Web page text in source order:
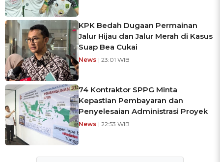
KPK Bedah Dugaan Permainan
Jalur Hijau dan Jalur Merah di Kasus
Suap Bea Cukai
News | 23:01 WIB
74 Kontraktor SPPG Minta
Kepastian Pembayaran dan
Penyelesaian Administrasi Proyek
News | 22:53 WIB